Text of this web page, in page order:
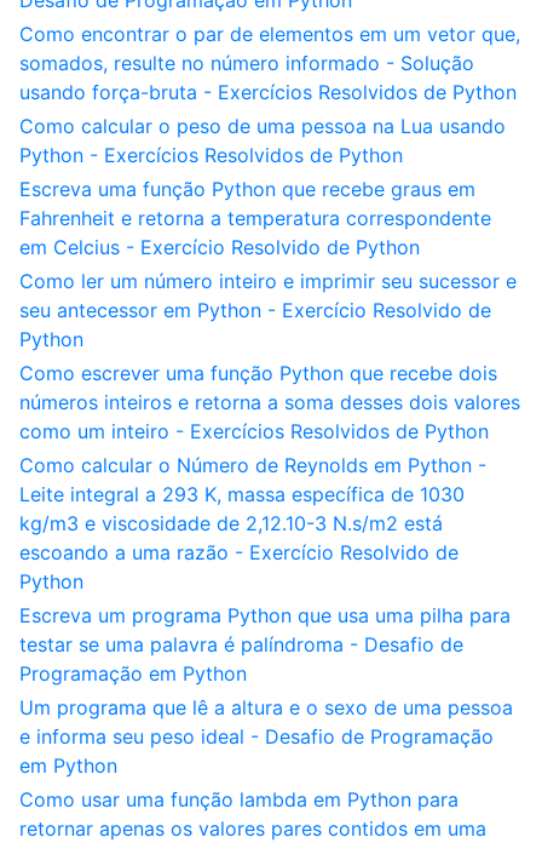
Como encontrar o par de elementos em um vetor que,
somados, resulte no número informado - Solução
usando força-bruta - Exercícios Resolvidos de Python
Como calcular o peso de uma pessoa na Lua usando
Python - Exercícios Resolvidos de Python
Escreva uma função Python que recebe graus em
Fahrenheit e retorna a temperatura correspondente
em Celcius - Exercício Resolvido de Python
Como ler um número inteiro e imprimir seu sucessor e
seu antecessor em Python - Exercício Resolvido de
Python
Como escrever uma função Python que recebe dois
números inteiros e retorna a soma desses dois valores
como um inteiro - Exercícios Resolvidos de Python
Como calcular o Número de Reynolds em Python -
Leite integral a 293 K, massa específica de 1030
kg/m3 e viscosidade de 2,12.10-3 N.s/m2 está
escoando a uma razão - Exercício Resolvido de
Python
Escreva um programa Python que usa uma pilha para
testar se uma palavra é palíndroma - Desafio de
Programação em Python
Um programa que lê a altura e o sexo de uma pessoa
e informa seu peso ideal - Desafio de Programação
em Python
Como usar uma função lambda em Python para
retornar apenas os valores pares contidos em uma